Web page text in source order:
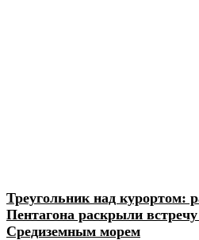
Треугольник над курортом:
Пентагона раскрыли
Средиземным морем